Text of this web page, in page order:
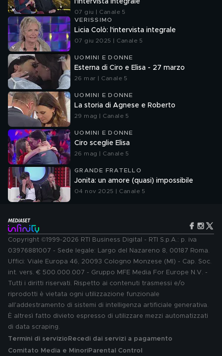
l'intervista integrale
07 giu | Canale 5
VERISSIMO
Licia Colò: l'intervista integrale
07 giu 2025 | Canale 5
UOMINI E DONNE
Esterna di Ciro e Elisa - 27 marzo
26 mar | Canale 5
UOMINI E DONNE
La storia di Agnese e Roberto
29 mag | Canale 5
UOMINI E DONNE
Ciro sceglie Elisa
26 mag | Canale 5
GRANDE FRATELLO
Jonita: un amore (quasi) impossibile
04 nov 2025 | Canale 5
Copyright ©1999-2026 RTI Business Digital - RTI S.p.A.: p. iva
03976881007 - Sede legale: Largo del Nazareno 8, 00187 Roma.
Uffici: Viale Europa 46, 20093 Cologno Monzese (MI) - Cap. Soc.
int. vers. € 500.000.007 - Gruppo MFE Media For Europe N.V. -
Tutti i diritti riservati. Rispetto ai contenuti trasmessi e/o
riprodotti è vietata ogni utilizzazione funzionale
all'addestramento di sistemi di intelligenza artificiale generativa.
È altresì fatto divieto espresso di utilizzare mezzi automatizzati
di data scraping.
Termini di servizio Recedi dai servizi a pagamento
Comitato Media e MinoriParental Control